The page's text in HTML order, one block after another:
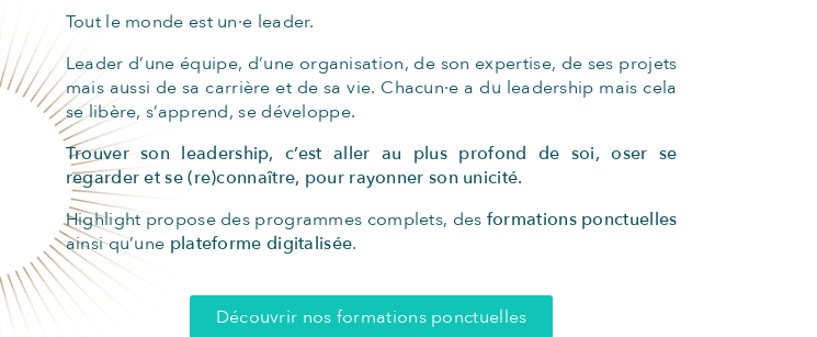
Tout le monde est un·e leader.
Leader d’une équipe, d’une organisation, de son expertise, de ses projets
mais aussi de sa carrière et de sa vie. Chacun·e a du leadership mais cela
se libère, s’apprend, se développe.
Trouver son leadership, c’est aller au plus profond de soi, oser se
regarder et se (re)connaître, pour rayonner son unicité.
Highlight propose des programmes complets, des formations ponctuelles
ainsi qu’une plateforme digitalisée.
Découvrir nos formations ponctuelles